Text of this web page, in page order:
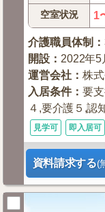
空室状況 1
介護職員体制 ：
開設 ： 2022年5
運営会社 ：株
入居条件：要
４,要介護５,認
見学可 即入居可
資料請求する(